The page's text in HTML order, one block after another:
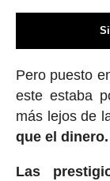
Pero puesto
este estaba
más lejos de
que el dinero.
Las